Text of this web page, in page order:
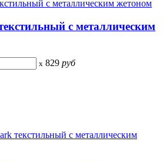
с металлическим
x 829 руб